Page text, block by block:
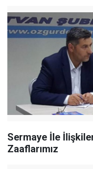
Sermaye İle
Zaaflarımız